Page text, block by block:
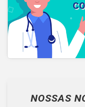
NOSSAS